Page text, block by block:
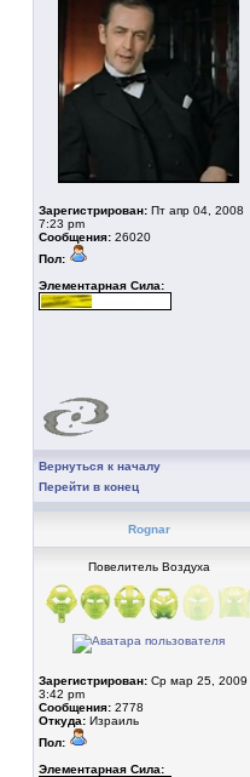
Зарегистрирован: Пт апр 04, 2008
7:23 pm
Сообщения: 26020
Пол:
Элементарная Сила:
Вернуться к началу
Перейти в конец
Rognar
Повелитель Воздуха
Зарегистрирован: Ср мар 25, 2009
3:42 pm
Сообщения: 2778
Откуда: Израиль
Пол:
Элементарная Сила: